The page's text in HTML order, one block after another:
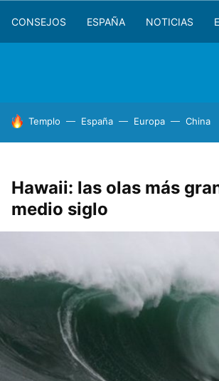
CONSEJOS ESPAÑA NOTICIAS
HOY SE HABLA DE
Templo España Europa China
Hawaii: las olas más
medio siglo